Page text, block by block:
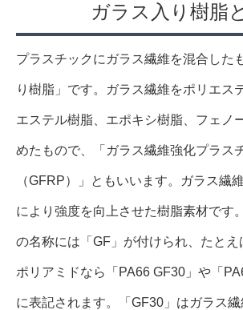
ガラス入り樹脂
プラスチックにガラス繊維を混合した
り樹脂」です。ガラス繊維をポリエス
エステル樹脂、エポキシ樹脂、フェノ
めたもので、「ガラス繊維強化プラス
（GFRP）」ともいいます。ガラス繊
により強度を向上させた樹脂素材です
の名称には「GF」が付けられ、たと
ポリアミドなら「PA66 GF30」や「
に表記されます。「GF30」はガラス